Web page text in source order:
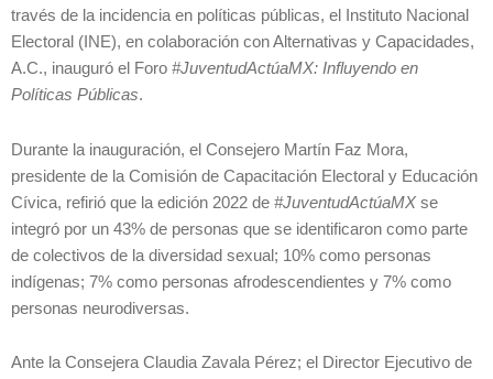
través de la incidencia en políticas públicas, el Instituto Nacional
Electoral (INE), en colaboración con Alternativas y Capacidades,
A.C., inauguró el Foro #JuventudActúaMX: Influyendo en
Políticas Públicas.
Durante la inauguración, el Consejero Martín Faz Mora,
presidente de la Comisión de Capacitación Electoral y Educación
Cívica, refirió que la edición 2022 de #JuventudActúaMX se
integró por un 43% de personas que se identificaron como parte
de colectivos de la diversidad sexual; 10% como personas
indígenas; 7% como personas afrodescendientes y 7% como
personas neurodiversas.
Ante la Consejera Claudia Zavala Pérez; el Director Ejecutivo de